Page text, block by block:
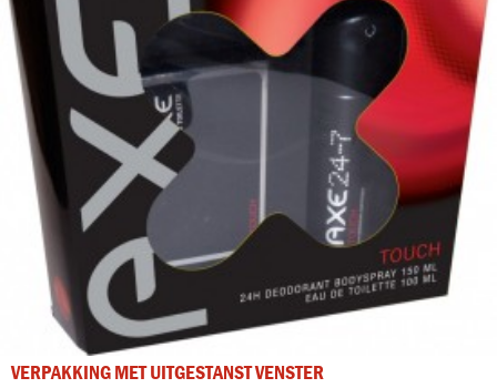
VERPAKKING MET UITGESTANST VENSTER